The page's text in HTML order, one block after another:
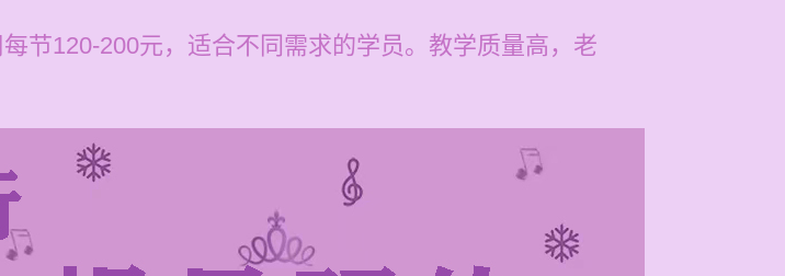
节120-200元，适合不同需求的学员。教学质量高，老